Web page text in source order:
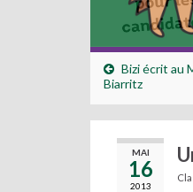
Bizi écrit au
Biarritz
MAI
16
2013